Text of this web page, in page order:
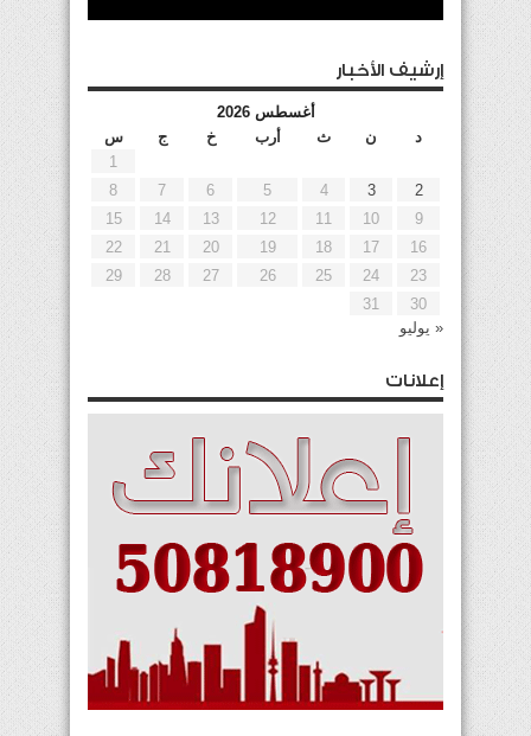
إرشيف الأخبار
أغسطس 2026
د
ن ث أرب خ ج
س
1
2
3
4
5
6
7
8
9
10
11
12
13
14
15
16
17
18
19
20
21
22
23
24
25
26
27
28
29
30
31
« يوليو
إعلانات